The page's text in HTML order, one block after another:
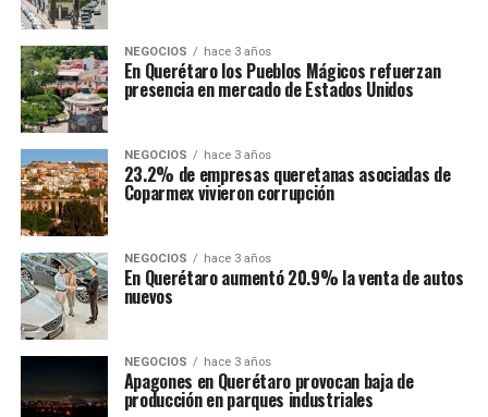
NEGOCIOS hace 3 años
En Querétaro los Pueblos Mágicos refuerzan
presencia en mercado de Estados Unidos
NEGOCIOS hace 3 años
23.2% de empresas queretanas asociadas de
Coparmex vivieron corrupción
NEGOCIOS hace 3 años
En Querétaro aumentó 20.9% la venta de autos
nuevos
NEGOCIOS hace 3 años
Apagones en Querétaro provocan baja de
producción en parques industriales